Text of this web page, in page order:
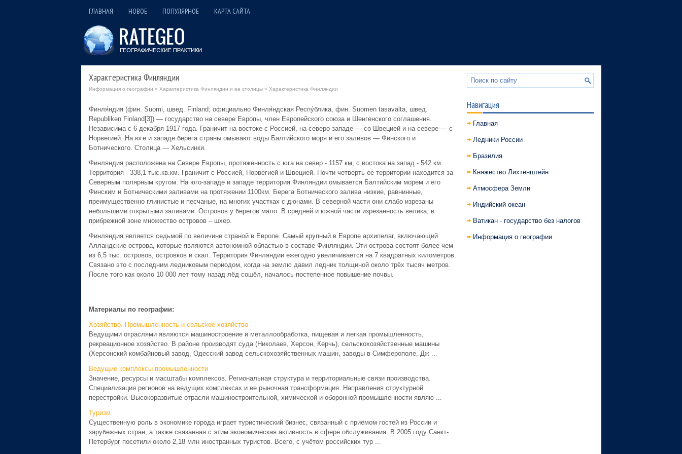
ГЛАВНАЯ НОВОЕ ПОПУЛЯРНОЕ КАРТА САЙТА
Характеристика Финляндии
Информация о географии » Характеристика Финляндии и ее столицы» Характеристика Финляндии
Финля́ндия (фин. Suomi, швед. Finland; официально Финля́ндская Респу́блика, фин. Suomen tasavalta, швед.
Republiken Finland[3]) — государство на севере Европы, член Европейского союза и Шенгенского соглашения.
Независима с 6 декабря 1917 года. Граничит на востоке с Россией, на северо-западе — со Швецией и на севере — с
Норвегией. На юге и западе берега страны омывают воды Балтийского моря и его заливов — Финского и
Ботнического. Столица — Хельсинки.
Финляндия расположена на Севере Европы, протяженность с юга на север - 1157 км, с востока на запад - 542 км.
Территория - 338,1 тыс.кв.км. Граничит с Россией, Норвегией и Швецией. Почти четверть ее территории находится за
Северным полярным кругом. На юго-западе и западе территория Финляндии омывается Балтийским морем и его
Финским и Ботническими заливами на протяжении 1100км. Берега Ботнического залива низкие, равнинные,
преимущественно глинистые и песчаные, на многих участках с дюнами. В северной части они слабо изрезаны
небольшими открытыми заливами. Островов у берегов мало. В средней и южной части изрезанность велика, в
прибрежной зоне множество островов – шхер.
Финляндия является седьмой по величине страной в Европе. Самый крупный в Европе архипелаг, включающий
Алландские острова, которые являются автономной областью в составе Финляндии. Эти острова состоят более чем
из 6,5 тыс. островов, островков и скал. Территория Финляндии ежегодно увеличивается на 7 квадратных километров.
Связано это с последним ледниковым периодом, когда на землю давил ледник толщиной около трёх тысяч метров.
После того как около 10 000 лет тому назад лёд сошёл, началось постепенное повышение почвы.
Материалы по географии:
Хозяйство. Промышленность и сельское хозяйство
Ведущими отраслями являются машиностроение и металлообработка, пищевая и легкая промышленность,
рекреационное хозяйство. В районе производят суда (Николаев, Херсон, Керчь), сельскохозяйственные машины
(Херсонский комбайновый завод, Одесский завод сельскохозяйственных машин, заводы в Симферополе, Дж ...
Ведущие комплексы промышленности
Значение, ресурсы и масштабы комплексов. Региональная структура и территориальные связи производства.
Специализация регионов на ведущих комплексах и ее рыночная трансформация. Направления структурной
перестройки. Высокоразвитые отрасли машиностроительной, химической и оборонной промышленности являю ...
Туризм
Существенную роль в экономике города играет туристический бизнес, связанный с приёмом гостей из России и
зарубежных стран, а также связанная с этим экономическая активность в сфере обслуживания. В 2005 году Санкт-
Петербург посетили около 2,18 млн иностранных туристов. Всего, с учётом российских тур ...
Навигация
Главная
Ледники России
Бразилия
Княжество Лихтенштейн
Атмосфера Земли
Индийский океан
Ватикан - государство без налогов
Информация о географии